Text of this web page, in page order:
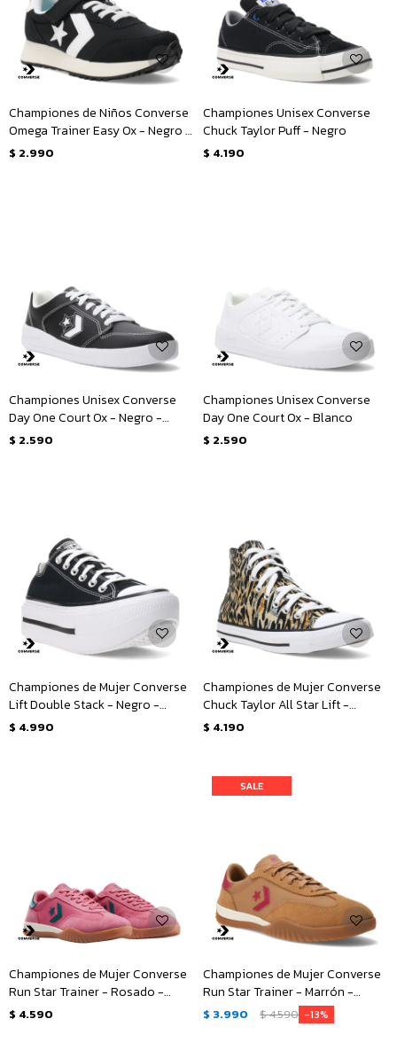
Championes de Niños Converse
Omega Trainer Easy Ox - Negro -
Blanco
$ 2.990
Championes Unisex Converse
Chuck Taylor Puff - Negro
$ 4.190
Championes Unisex Converse
Day One Court Ox - Negro -
Blanco
$ 2.590
Championes Unisex Converse
Day One Court Ox - Blanco
$ 2.590
Championes de Mujer Converse
Lift Double Stack - Negro -
Blanco
$ 4.990
Championes de Mujer Converse
Chuck Taylor All Star Lift -
Animal Print
$ 4.190
Championes de Mujer Converse
Run Star Trainer - Rosado -
Verde
$ 4.590
Championes de Mujer Converse
Run Star Trainer - Marrón -
Rosado
$ 3.990 $4.590 13